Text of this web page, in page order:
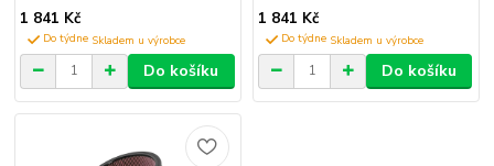
1 841 Kč
Do týdne
Do košíku
1 841 Kč
Do týdne
Do košíku